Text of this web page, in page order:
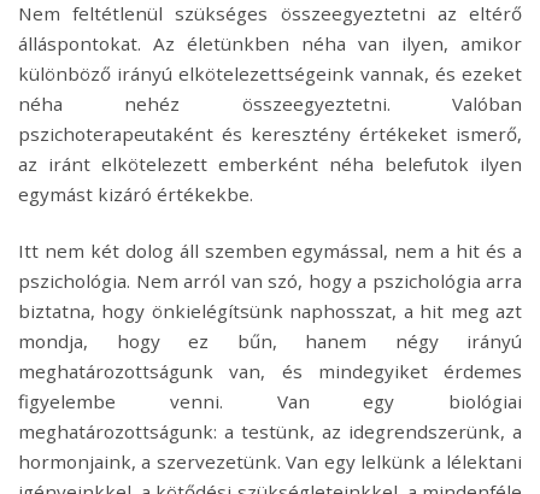
Nem feltétlenül szükséges összeegyeztetni az eltérő
álláspontokat. Az életünkben néha van ilyen, amikor
különböző irányú elkötelezettségeink vannak, és ezeket
néha nehéz összeegyeztetni. Valóban
pszichoterapeutaként és keresztény értékeket ismerő,
az iránt elkötelezett emberként néha belefutok ilyen
egymást kizáró értékekbe.
Itt nem két dolog áll szemben egymással, nem a hit és a
pszichológia. Nem arról van szó, hogy a pszichológia arra
biztatna, hogy önkielégítsünk naphosszat, a hit meg azt
mondja, hogy ez bűn, hanem négy irányú
meghatározottságunk van, és mindegyiket érdemes
figyelembe venni. Van egy biológiai
meghatározottságunk: a testünk, az idegrendszerünk, a
hormonjaink, a szervezetünk. Van egy lelkünk a lélektani